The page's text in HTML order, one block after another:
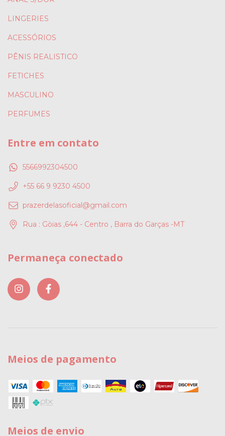
LINGERIES
ACESSÓRIOS
PÊNIS REALISTICO
FETICHES
MASCULINO
PERFUMES
Entre em contato
5566992304500
+55 66 9 9230 4500
prazerdelasoficial@gmail.com
Rua : Gòias ,644 - Centro , Barra do Garças -MT
Permaneça conectado
Meios de pagamento
Meios de envio